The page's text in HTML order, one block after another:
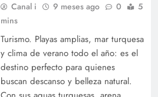
Canal i 9 meses ago 0
5
mins
Turismo. Playas amplias, mar turquesa
y clima de verano todo el año: es el
destino perfecto para quienes
buscan descanso y belleza natural.